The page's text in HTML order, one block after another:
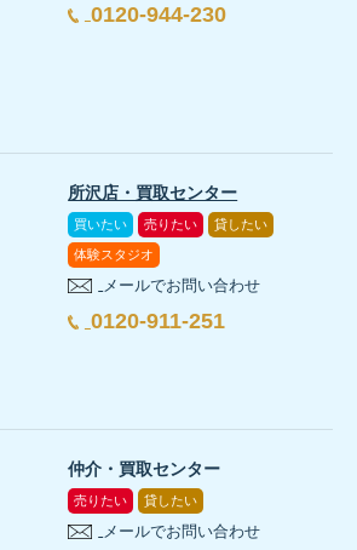
0120-944-230
所沢店・買取センター
買いたい 売りたい 貸したい
体験スタジオ
メールでお問い合わせ
0120-911-251
仲介・買取センター
売りたい 貸したい
メールでお問い合わせ